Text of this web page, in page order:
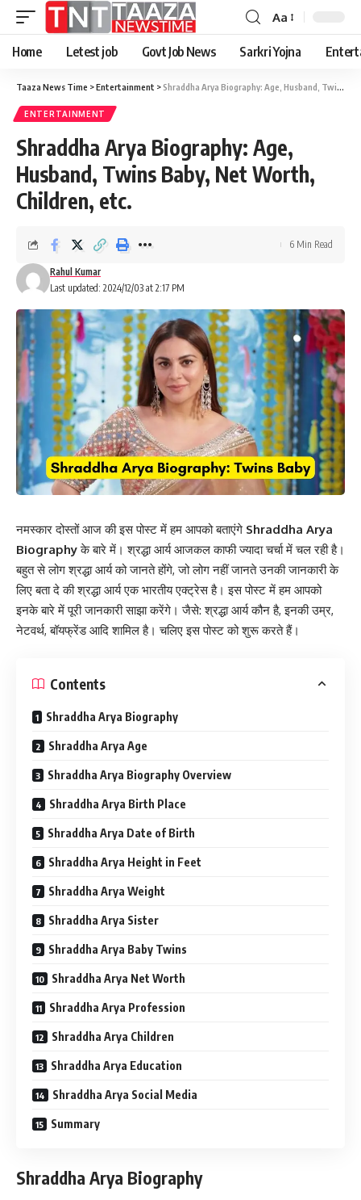
Aa
Home Letest job Govt Job News Sarkri Yojna
Taaza News Time >Entertainment >Shraddha Arya Biography: Age, Husband, Twins Baby, Net Worth, Children, etc.
ENTERTAINMENT
Shraddha Arya Biography: Age,
Husband, Twins Baby, Net Worth,
Children, etc.
Last updated: 2024/12/03 at 2:17 PM
Rahul Kumar
6 Min Read
नमस्कार दोस्तों आज की इस पोस्ट में हम आपको बताएंगे Shraddha Arya
Biographyके बारे में। श्रद्धा आर्य आजकल काफी ज्यादा चर्चा में चल रही है।
बहुत से लोग श्रद्धा आर्य को जानते होंगे, जो लोग नहीं जानते उनकी जानकारी के
लिए बता दे की श्रद्धा आर्य एक भारतीय एक्ट्रेस है। इस पोस्ट में हम आपको
इनके बारे में पूरी जानकारी साझा करेंगे। जैसे: श्रद्धा आर्य कौन है, इनकी उम्र,
नेटवर्थ, बॉयफ्रेंड आदि शामिल है। चलिए इस पोस्ट को शुरू करते हैं।
Contents
Shraddha Arya Biography
Shraddha Arya Age
Shraddha Arya Biography Overview
Shraddha Arya Birth Place
Shraddha Arya Date of Birth
Shraddha Arya Height in Feet
Shraddha Arya Weight
Shraddha Arya Sister
Shraddha Arya Baby Twins
Shraddha Arya Net Worth
Shraddha Arya Profession
Shraddha Arya Children
Shraddha Arya Education
Shraddha Arya Social Media
Summary
Shraddha Arya Biography